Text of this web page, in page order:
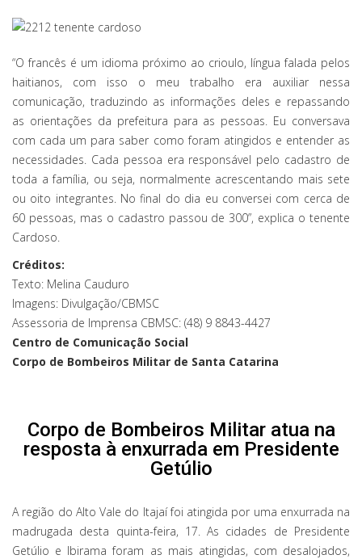
“O francês é um idioma próximo ao crioulo, língua falada pelos
haitianos, com isso o meu trabalho era auxiliar nessa
comunicação, traduzindo as informações deles e repassando
as orientações da prefeitura para as pessoas. Eu conversava
com cada um para saber como foram atingidos e entender as
necessidades. Cada pessoa era responsável pelo cadastro de
toda a família, ou seja, normalmente acrescentando mais sete
ou oito integrantes. No final do dia eu conversei com cerca de
60 pessoas, mas o cadastro passou de 300”, explica o tenente
Cardoso.
Créditos:
Texto: Melina Cauduro
Imagens: Divulgação/CBMSC
Assessoria de Imprensa CBMSC: (48) 9 8843-4427
Centro de Comunicação Social
Corpo de Bombeiros Militar de Santa Catarina
Corpo de Bombeiros Militar atua na
resposta à enxurrada em Presidente
Getúlio
A região do Alto Vale do Itajaí foi atingida por uma enxurrada na
madrugada desta quinta-feira, 17. As cidades de Presidente
Getúlio e Ibirama foram as mais atingidas, com desalojados,